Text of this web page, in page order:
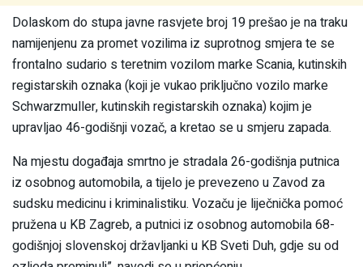
Dolaskom do stupa javne rasvjete broj 19 prešao je na traku
namijenjenu za promet vozilima iz suprotnog smjera te se
frontalno sudario s teretnim vozilom marke Scania, kutinskih
registarskih oznaka (koji je vukao priključno vozilo marke
Schwarzmuller, kutinskih registarskih oznaka) kojim je
upravljao 46-godišnji vozač, a kretao se u smjeru zapada.
Na mjestu događaja smrtno je stradala 26-godišnja putnica
iz osobnog automobila, a tijelo je prevezeno u Zavod za
sudsku medicinu i kriminalistiku. Vozaču je liječnička pomoć
pružena u KB Zagreb, a putnici iz osobnog automobila 68-
godišnjoj slovenskoj državljanki u KB Sveti Duh, gdje su od